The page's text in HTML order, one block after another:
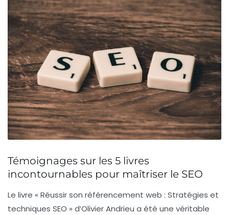
Témoignages sur les 5 livres
incontournables pour maîtriser le SEO
Le livre « Réussir son référencement web : Stratégies et
techniques SEO » d’Olivier Andrieu a été une véritable